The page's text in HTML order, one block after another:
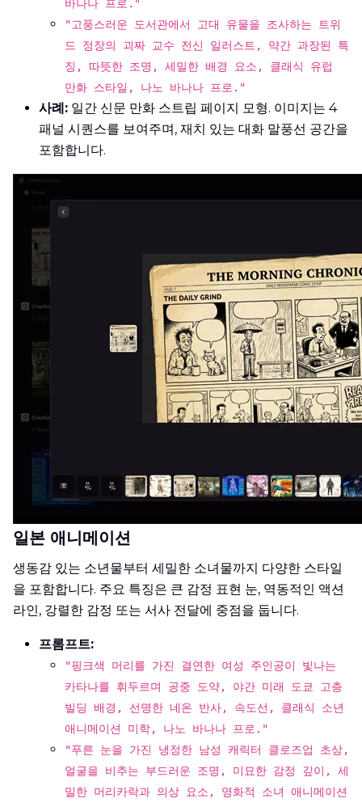
바나나 프로."
"고풍스러운 도서관에서 고대 유물을 조사하는 트위
드 정장의 괴짜 교수 전신 일러스트, 약간 과장된 특
징, 따뜻한 조명, 세밀한 배경 요소, 클래식 유럽
만화 스타일, 나노 바나나 프로."
사례: 일간 신문 만화 스트립 페이지 모형. 이미지는 4
패널 시퀀스를 보여주며, 재치 있는 대화 말풍선 공간을
포함합니다.
일본 애니메이션
생동감 있는 소년물부터 세밀한 소녀물까지 다양한 스타일
을 포함합니다. 주요 특징은 큰 감정 표현 눈, 역동적인 액션
라인, 강렬한 감정 또는 서사 전달에 중점을 둡니다.
프롬프트:
"핑크색 머리를 가진 결연한 여성 주인공이 빛나는
카타나를 휘두르며 공중 도약, 야간 미래 도쿄 고층
빌딩 배경, 선명한 네온 반사, 속도선, 클래식 소년
애니메이션 미학, 나노 바나나 프로."
"푸른 눈을 가진 냉정한 남성 캐릭터 클로즈업 초상,
얼굴을 비추는 부드러운 조명, 미묘한 감정 깊이, 세
밀한 머리카락과 의상 요소, 영화적 소녀 애니메이션